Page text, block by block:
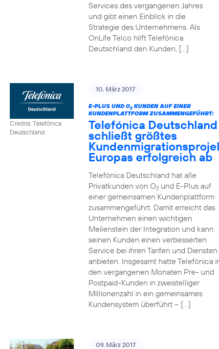
Services des vergangenen Jahres
und gibt einen Einblick in die
Strategie des Unternehmens. Als
OnLife Telco hilft Telefónica
Deutschland den Kunden, […]
Credits: Telefónica
Deutschland
10. März 2017
E-PLUS UND O2KUNDEN AUF EINER
KUNDENPLATTFORM ZUSAMMENGEFÜHRT:
Telefónica Deutschland
schließt größtes
Europas erfolgreich ab
Telefónica Deutschland hat alle
Privatkunden von O2und E-Plus auf
einer gemeinsamen Kundenplattform
zusammengeführt. Damit erreicht das
Unternehmen einen wichtigen
Meilenstein der Integration und kann
seinen Kunden einen verbesserten
Service bei ihren Tarifen und Diensten
anbieten. Insgesamt hatte Telefónica
den vergangenen Monaten Pre- und
Postpaid-Kunden in zweistelliger
Millionenzahl in ein gemeinsames
Kundensystem überführt – […]
09. März 2017